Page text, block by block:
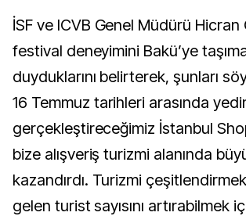
İSF ve ICVB Genel Müdürü Hicran
festival deneyimini Bakü’ye
duyduklarını belirterek, şunları
16 Temmuz tarihleri arasında
gerçekleştireceğimiz İstanbul
bize alışveriş turizmi alanında
kazandırdı. Turizmi
gelen turist sayısını artırabilmek